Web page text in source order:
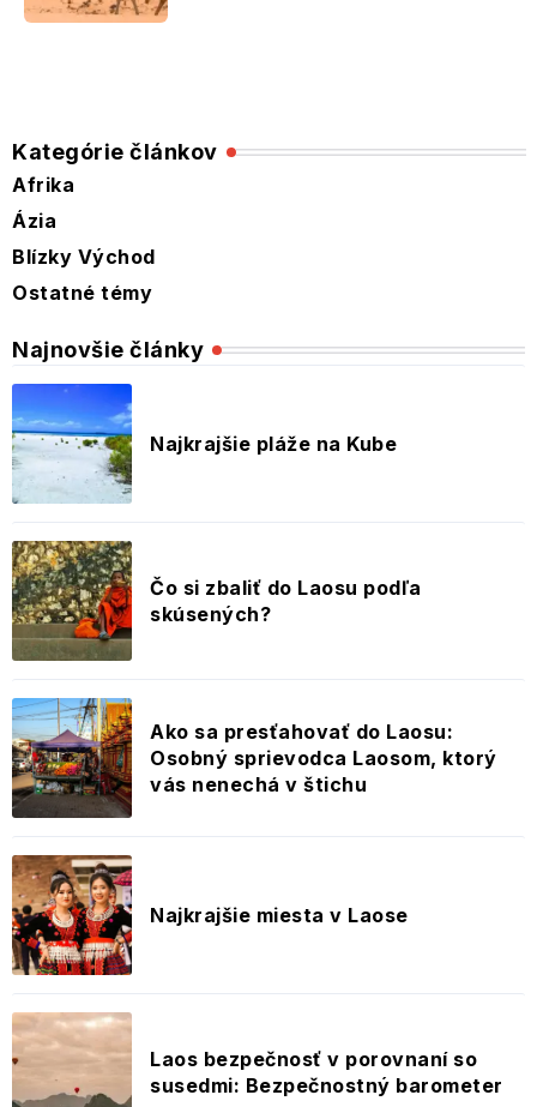
Kategórie článkov
Afrika
Ázia
Blízky Východ
Ostatné témy
Najnovšie články
Najkrajšie pláže na Kube
Čo si zbaliť do Laosu podľa
skúsených?
Ako sa presťahovať do Laosu:
Osobný sprievodca Laosom, ktorý
vás nenechá v štichu
Najkrajšie miesta v Laose
Laos bezpečnosť v porovnaní so
susedmi: Bezpečnostný barometer